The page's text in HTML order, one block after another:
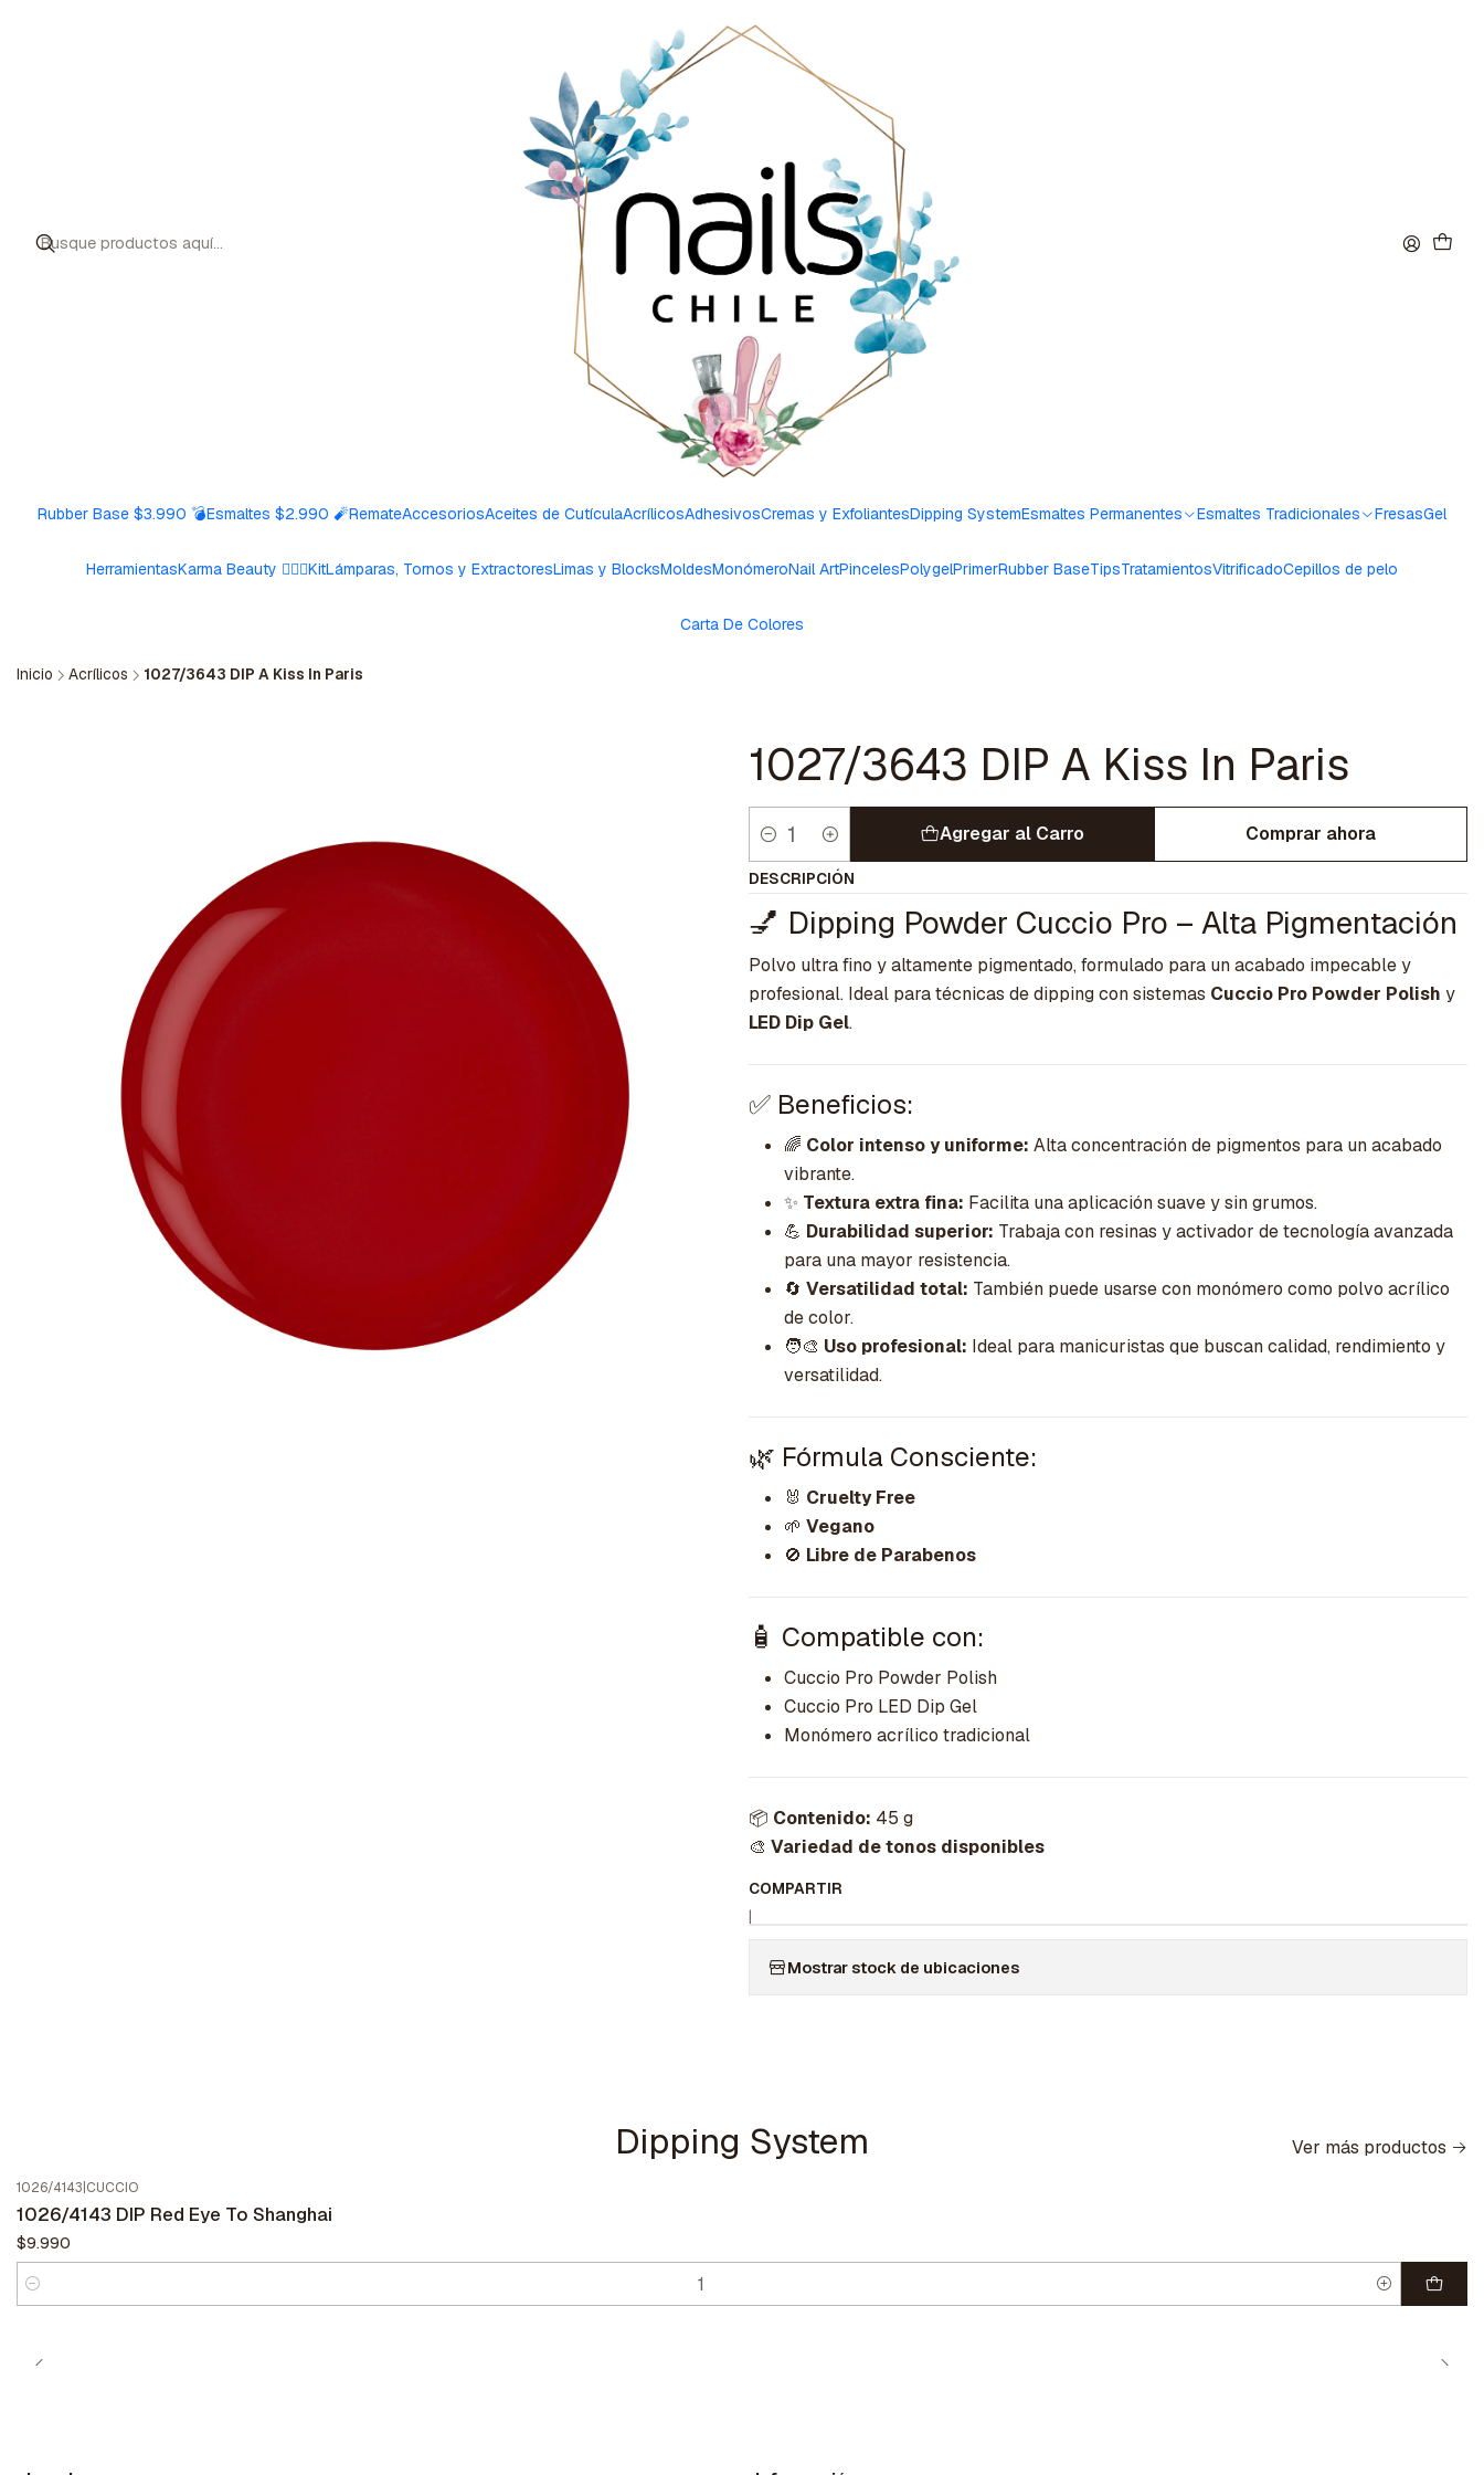
Rubber Base $3.990 💣Esmaltes $2.990 🧨RemateAccesoriosAceites de CutículaAcrílicosAdhesivosCremas y ExfoliantesDipping SystemEsmaltes Permanentes Esmaltes Tradicionales FresasGel
HerramientasKarma Beauty 🧘🏼‍♀️KitLámparas, Tornos y ExtractoresLimas y BlocksMoldesMonómeroNail ArtPincelesPolygelPrimerRubber BaseTipsTratamientosVitrificadoCepillos de pelo
Carta De Colores
Inicio Acrílicos 1027/3643 DIP A Kiss In Paris
1027/3643 DIP A Kiss In Paris
Cantidad
Agregar al Carro Comprar ahora
DESCRIPCIÓN
💅 Dipping Powder Cuccio Pro – Alta Pigmentación
Polvo ultra fino y altamente pigmentado, formulado para un acabado impecable y
profesional. Ideal para técnicas de dipping con sistemas Cuccio Pro Powder Polish y
LED Dip Gel.
✅ Beneficios:
🌈 Color intenso y uniforme: Alta concentración de pigmentos para un acabado
vibrante.
✨ Textura extra fina: Facilita una aplicación suave y sin grumos.
💪 Durabilidad superior: Trabaja con resinas y activador de tecnología avanzada
para una mayor resistencia.
🔄 Versatilidad total: También puede usarse con monómero como polvo acrílico
de color.
🧑‍🎨 Uso profesional: Ideal para manicuristas que buscan calidad, rendimiento y
versatilidad.
🌿 Fórmula Consciente:
🐰 Cruelty Free
🌱 Vegano
🚫 Libre de Parabenos
🧴 Compatible con:
Cuccio Pro Powder Polish
Cuccio Pro LED Dip Gel
Monómero acrílico tradicional
📦 Contenido: 45 g
🎨 Variedad de tonos disponibles
COMPARTIR
|
Mostrar stock de ubicaciones
Dipping System Ver más productos
1026/4143 CUCCIO
1026/4143 DIP Red Eye To Shanghai
$9.990
Cantidad